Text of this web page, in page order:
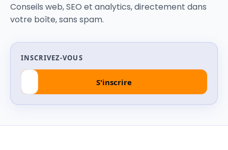
Conseils web, SEO et analytics, directement dans
votre boîte, sans spam.
INSCRIVEZ-VOUS